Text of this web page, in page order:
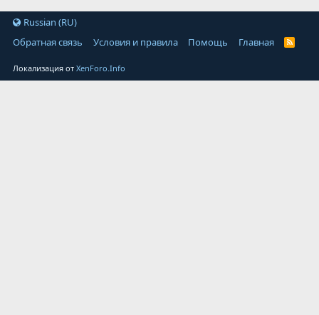
Russian (RU)
Обратная связь
Условия и правила Помощь Главная
Локализация отXenForo.Info